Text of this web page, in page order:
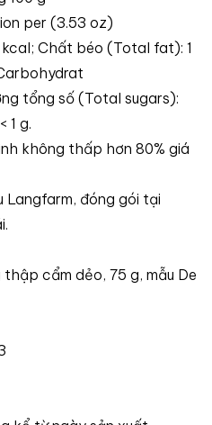
per (3.53 oz)
Chất béo (Total fat): 1
tổng số (Total sugars):
1 g.
không thấp hơn 80% giá
Langfarm, đóng gói tại
cẩm dẻo, 75 g, mẫu De